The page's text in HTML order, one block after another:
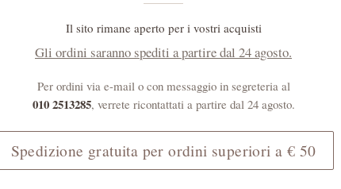
I prodotti erboristici
[...]
Il sito rimane aperto per i vostri acquisti
Gli ordini saranno spediti a partire dal 24 agosto.
Per ordini via e-mail o con messaggio in segreteria al
010 2513285, verrete ricontattati a partire dal 24 agosto.
Spedizione gratuita per ordini superiori a € 50